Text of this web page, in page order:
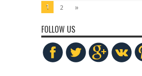
1 2 »
FOLLOW US